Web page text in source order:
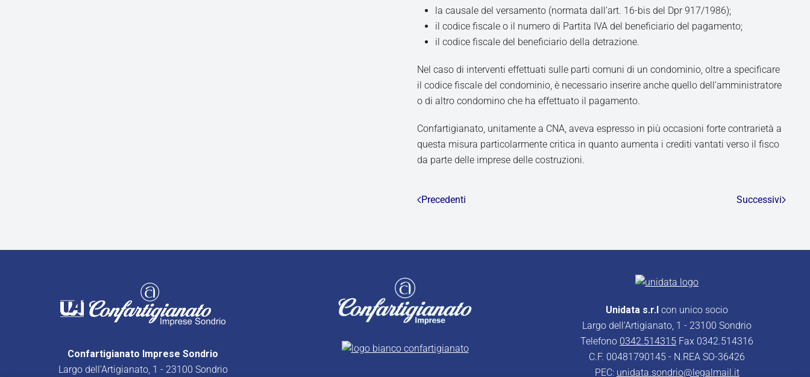
la causale del versamento (normata dall’art. 16-bis del Dpr 917/1986);
il codice fiscale o il numero di Partita IVA del beneficiario del pagamento;
il codice fiscale del beneficiario della detrazione.
Nel caso di interventi effettuati sulle parti comuni di un condominio, oltre a specificare
il codice fiscale del condominio, è necessario inserire anche quello dell’amministratore
o di altro condomino che ha effettuato il pagamento.
Confartigianato, unitamente a CNA, aveva espresso in più occasioni forte contrarietà a
questa misura particolarmente critica in quanto aumenta i crediti vantati verso il fisco
da parte delle imprese delle costruzioni.
Precedenti Successivi
Confartigianato Imprese Sondrio
Largo dell’Artigianato, 1 - 23100 Sondrio
Unidata s.r.l con unico socio
Largo dell’Artigianato, 1 - 23100 Sondrio
Telefono 0342.514315 Fax 0342.514316
C.F. 00481790145 - N.REA SO-36426
PEC: unidata.sondrio@legalmail.it